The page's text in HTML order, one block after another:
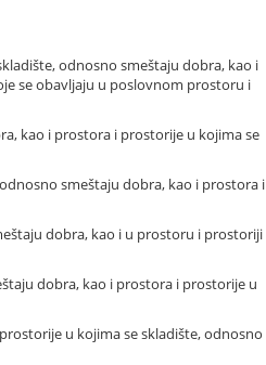
odnosno smeštaju dobra, kao i
se obavljaju u poslovnom prostoru i
kao i prostora i prostorije u kojima se
smeštaju dobra, kao i prostora i
dobra, kao i u prostoru i prostoriji
dobra, kao i prostora i prostorije u
u kojima se skladište, odnosno